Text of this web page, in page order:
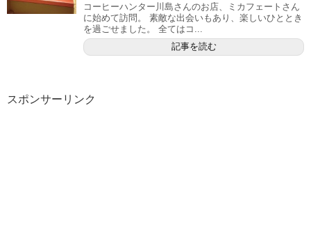
コーヒーハンター川島さんのお店、ミカフェートさん
に始めて訪問。 素敵な出会いもあり、楽しいひととき
を過ごせました。 全てはコ...
記事を読む
スポンサーリンク